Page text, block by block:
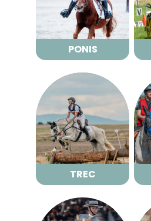
PONIS
TREC
TREC